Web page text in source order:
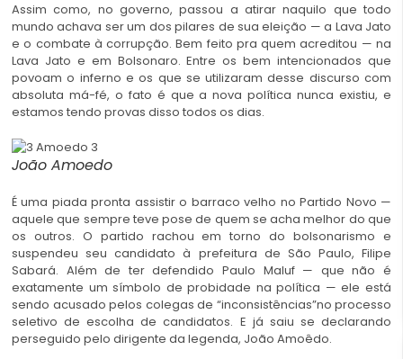
Assim como, no governo, passou a atirar naquilo que todo
mundo achava ser um dos pilares de sua eleição — a Lava Jato
e o combate à corrupção. Bem feito pra quem acreditou — na
Lava Jato e em Bolsonaro. Entre os bem intencionados que
povoam o inferno e os que se utilizaram desse discurso com
absoluta má-fé, o fato é que a nova política nunca existiu, e
estamos tendo provas disso todos os dias.
João Amoedo
É uma piada pronta assistir o barraco velho no Partido Novo —
aquele que sempre teve pose de quem se acha melhor do que
os outros. O partido rachou em torno do bolsonarismo e
suspendeu seu candidato à prefeitura de São Paulo, Filipe
Sabará. Além de ter defendido Paulo Maluf — que não é
exatamente um símbolo de probidade na política — ele está
sendo acusado pelos colegas de “inconsistências”no processo
seletivo de escolha de candidatos. E já saiu se declarando
perseguido pelo dirigente da legenda, João Amoêdo.